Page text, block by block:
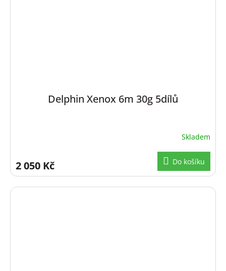
Delphin Xenox 6m 30g 5dílů
Skladem
2 050 Kč Do košíku